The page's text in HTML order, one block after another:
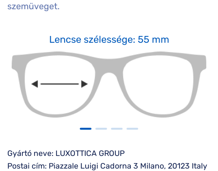
szemüveget.
Lencse szélessége: 55 mm
Gyártó neve: LUXOTTICA GROUP
Postai cím: Piazzale Luigi Cadorna 3 Milano, 20123 Italy